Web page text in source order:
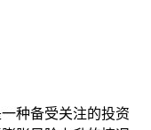
种备受关注的投资